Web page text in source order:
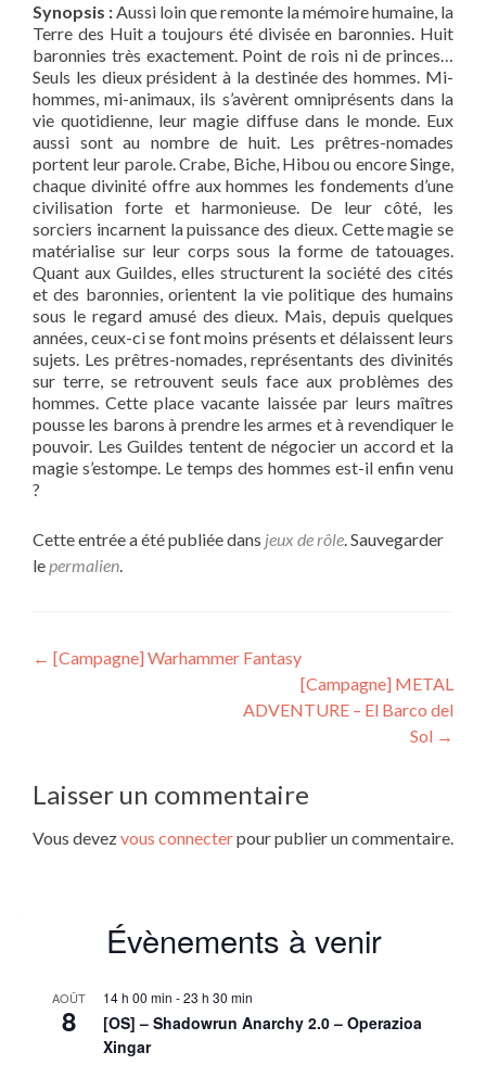
Synopsis :Aussi loin que remonte la mémoire humaine, la
Terre des Huit a toujours été divisée en baronnies. Huit
baronnies très exactement. Point de rois ni de princes…
Seuls les dieux président à la destinée des hommes. Mi-
hommes, mi-animaux, ils s’avèrent omniprésents dans la
vie quotidienne, leur magie diffuse dans le monde. Eux
aussi sont au nombre de huit. Les prêtres-nomades
portent leur parole. Crabe, Biche, Hibou ou encore Singe,
chaque divinité offre aux hommes les fondements d’une
civilisation forte et harmonieuse. De leur côté, les
sorciers incarnent la puissance des dieux. Cette magie se
matérialise sur leur corps sous la forme de tatouages.
Quant aux Guildes, elles structurent la société des cités
et des baronnies, orientent la vie politique des humains
sous le regard amusé des dieux. Mais, depuis quelques
années, ceux-ci se font moins présents et délaissent leurs
sujets. Les prêtres-nomades, représentants des divinités
sur terre, se retrouvent seuls face aux problèmes des
hommes. Cette place vacante laissée par leurs maîtres
pousse les barons à prendre les armes et à revendiquer le
pouvoir. Les Guildes tentent de négocier un accord et la
magie s’estompe. Le temps des hommes est-il enfin venu
?
Cette entrée a été publiée dans jeux de rôle. Sauvegarder
lepermalien.
Navigation
← [Campagne] Warhammer Fantasy
[Campagne] METAL
ADVENTURE – El Barco del
Sol →
Laisser un commentaire
Vous devezvous connecterpour publier un commentaire.
Évènements à venir
AOÛT
8
14 h 00 min -23 h 30 min
[OS] – Shadowrun Anarchy 2.0 – Operazioa
Xingar